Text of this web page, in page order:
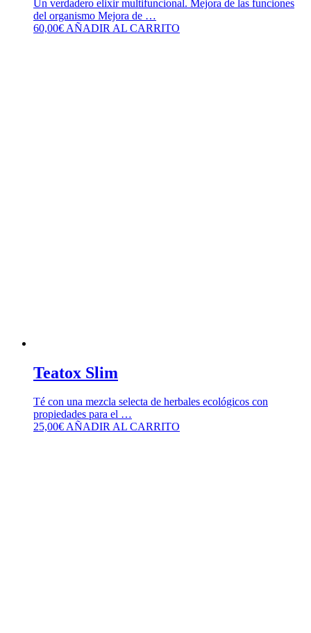
Un verdadero elixir multifuncional. Mejora de las funciones
del organismo Mejora de …
60,00€ AÑADIR AL CARRITO
Teatox Slim
Té con una mezcla selecta de herbales ecológicos con
propiedades para el …
25,00€AÑADIR AL CARRITO